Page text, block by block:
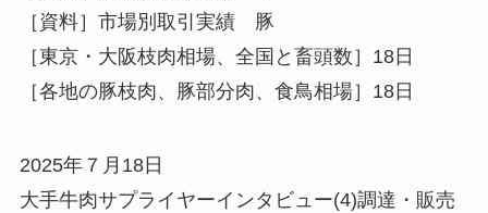
［資料］市場別取引実績 豚
［東京・大阪枝肉相場、全国と畜頭数］18日
［各地の豚枝肉、豚部分肉、食鳥相場］18日
2025年７月18日
大手牛肉サプライヤーインタビュー(4)調達・販売